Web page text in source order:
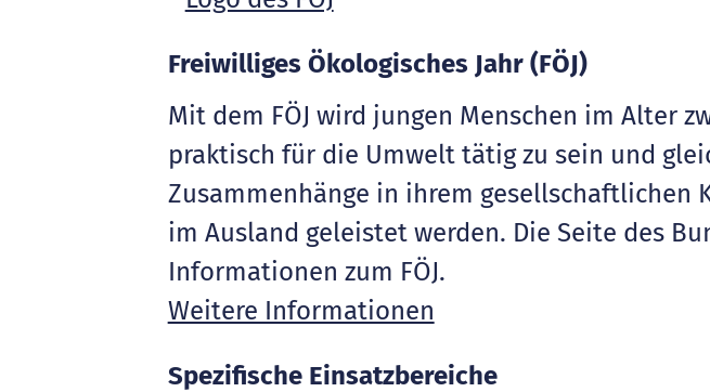
Freiwilliges Ökologisches Jahr (FÖJ)
Mit dem FÖJ wird jungen Menschen im Alter
praktisch für die Umwelt tätig zu sein und
Zusammenhänge in ihrem gesellschaftlichen
im Ausland geleistet werden. Die Seite des
Informationen zum FÖJ.
Weitere Informationen
Spezifische Einsatzbereiche